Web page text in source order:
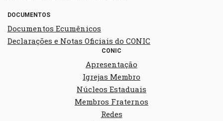
DOCUMENTOS
Documentos Ecumênicos
Declarações e Notas Oficiais do CONIC
CONIC
Apresentação
Igrejas Membro
Núcleos Estaduais
Membros Fraternos
Redes